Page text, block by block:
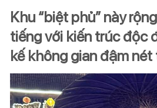
Khu “biệt phủ” này
tiếng với kiến trúc độc
kế không gian đậm